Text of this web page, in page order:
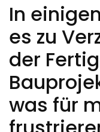
In
es zu
der
was für